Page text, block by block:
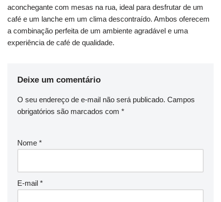
aconchegante com mesas na rua, ideal para desfrutar de um
café e um lanche em um clima descontraído. Ambos oferecem
a combinação perfeita de um ambiente agradável e uma
experiência de café de qualidade.
Deixe um comentário
O seu endereço de e-mail não será publicado. Campos
obrigatórios são marcados com *
Nome *
E-mail *